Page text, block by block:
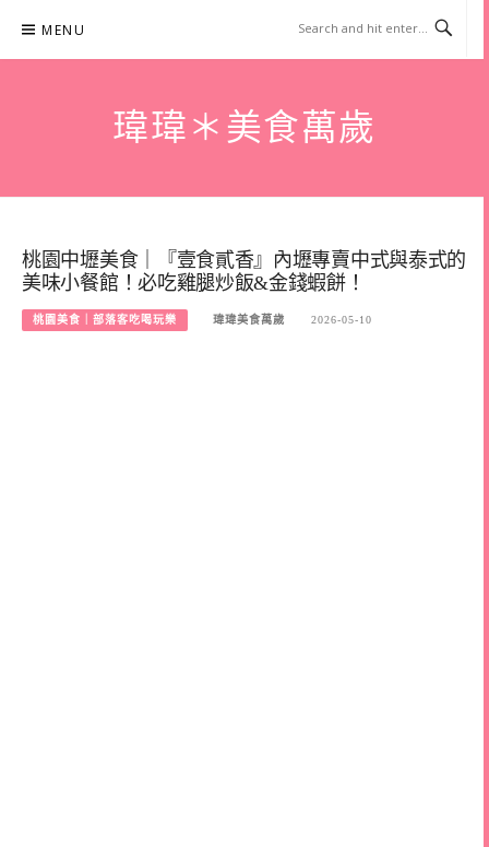
content
MENU
瑋瑋＊美食萬歲
桃園中壢美食｜『壹食貳香』內壢專賣中式與泰式的
美味小餐館！必吃雞腿炒飯&金錢蝦餅！
桃園美食｜部落客吃喝玩樂 瑋瑋美食萬歲 2026-05-10